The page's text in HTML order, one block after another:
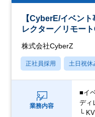
【CyberE/イベン
レクター／リモー
株式会社CyberZ
正社員採用 土日祝休
業務内容
■イ
ディ
└